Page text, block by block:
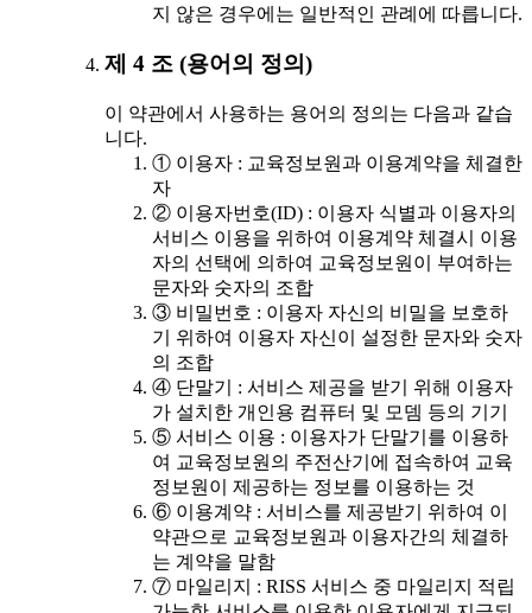
지 않은 경우에는 일반적인 관례에 따릅니다.
제 4 조 (용어의 정의)
이 약관에서 사용하는 용어의 정의는 다음과 같습
니다.
① 이용자 : 교육정보원과 이용계약을 체결한
자
② 이용자번호(ID) : 이용자 식별과 이용자의
서비스 이용을 위하여 이용계약 체결시 이용
자의 선택에 의하여 교육정보원이 부여하는
문자와 숫자의 조합
③ 비밀번호 : 이용자 자신의 비밀을 보호하
기 위하여 이용자 자신이 설정한 문자와 숫자
의 조합
④ 단말기 : 서비스 제공을 받기 위해 이용자
가 설치한 개인용 컴퓨터 및 모뎀 등의 기기
⑤ 서비스 이용 : 이용자가 단말기를 이용하
여 교육정보원의 주전산기에 접속하여 교육
정보원이 제공하는 정보를 이용하는 것
⑥ 이용계약 : 서비스를 제공받기 위하여 이
약관으로 교육정보원과 이용자간의 체결하
는 계약을 말함
⑦ 마일리지 : RISS 서비스 중 마일리지 적립